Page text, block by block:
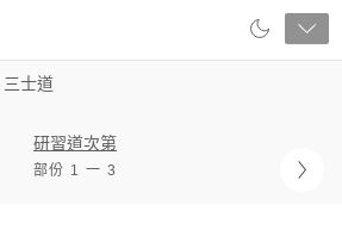
三士道
研習道次第
部份 1 一 3